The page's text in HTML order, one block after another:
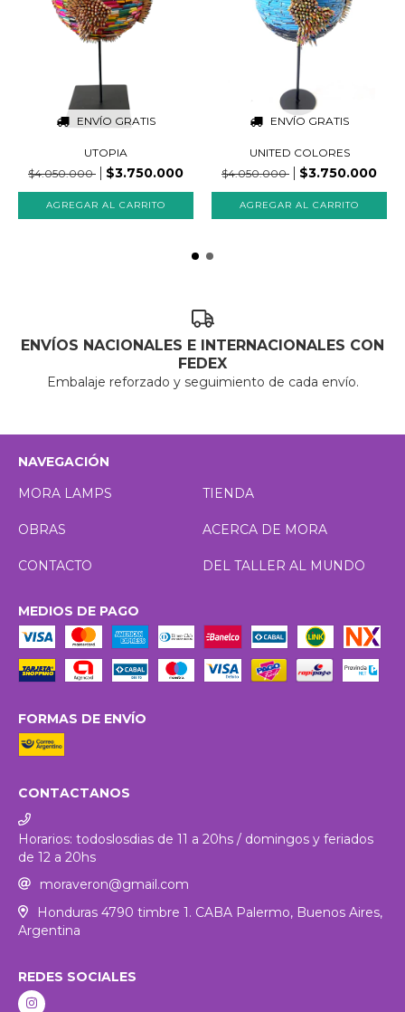
ENVÍO GRATIS
UTOPIA
$4.050.000
$3.750.000
ENVÍO GRATIS
UNITED COLORES
$4.050.000
$3.750.000
ENVÍOS NACIONALES E INTERNACIONALES CON
FEDEX
Embalaje reforzado y seguimiento de cada envío.
NAVEGACIÓN
MORA LAMPS
TIENDA
OBRAS ACERCA DE MORA
CONTACTO DEL TALLER AL MUNDO
MEDIOS DE PAGO
FORMAS DE ENVÍO
CONTACTANOS
Horarios: todoslosdias de 11 a 20hs / domingos y feriados
de 12 a 20hs
moraveron@gmail.com
Honduras 4790 timbre 1. CABA Palermo, Buenos Aires,
Argentina
REDES SOCIALES